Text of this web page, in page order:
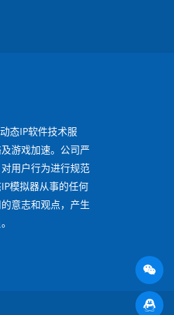
态IP软件技术服
游戏加速。公司严
用户行为进行规范
模拟器从事的任何
意志和观点，产生